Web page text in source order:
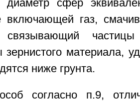
диаметр сфер
включающей газ,
зернистого материала,
ниже грунта.
согласно п.9,